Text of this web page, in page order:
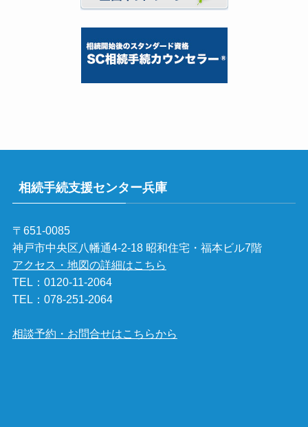
相続手続支援センター兵庫
〒651-0085
神戸市中央区八幡通4-2-18 昭和住宅・福本ビル7階
アクセス・地図の詳細はこちら
TEL： 0120-11-2064
TEL： 078-251-2064
相談予約・お問合せはこちらから